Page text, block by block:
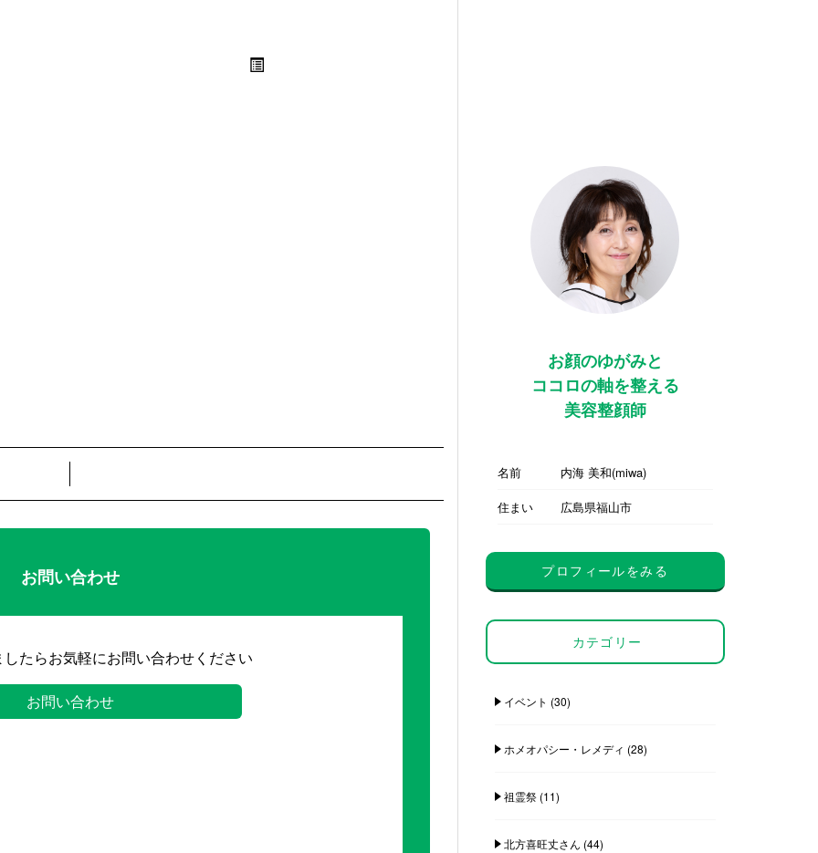
お問い合わせ
たらお気軽にお問い合わせください
お問い合わせ
お顔のゆがみと
ココロの軸を整える
美容整顔師
名前
内海 美和(miwa)
住まい
広島県福山市
プロフィールをみる
カテゴリー
イベント (30)
ホメオパシー・レメディ (28)
祖霊祭(11)
北方喜旺丈さん (44)